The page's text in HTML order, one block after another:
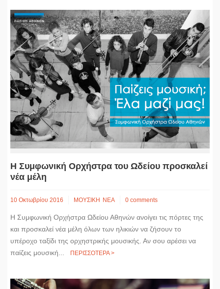
Η Συμφωνική Ορχήστρα του Ωδείου προσκαλεί
νέα μέλη
10 Οκτωβρίου 2016 ΜΟΥΣΙΚΗ ΝΕΑ 0 comments
Η Συμφωνική Ορχήστρα Ωδείου Αθηνών ανοίγει τις πόρτες της
και προσκαλεί νέα μέλη όλων των ηλικιών να ζήσουν το
υπέροχο ταξίδι της ορχηστρικής μουσικής. Αν σου αρέσει να
παίζεις μουσική...
ΠΕΡΙΣΣΟΤΕΡΑ >